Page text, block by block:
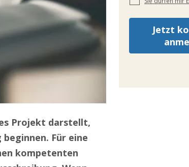
Projekt darstellt,
Für eine
kompetenten